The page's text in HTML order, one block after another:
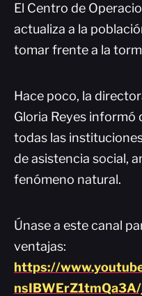
El Centro de
actualiza a la
tomar frente a la
Hace poco, la
Gloria Reyes informó
todas las
de asistencia social,
fenómeno natural.
Únase a este canal
ventajas:
https://